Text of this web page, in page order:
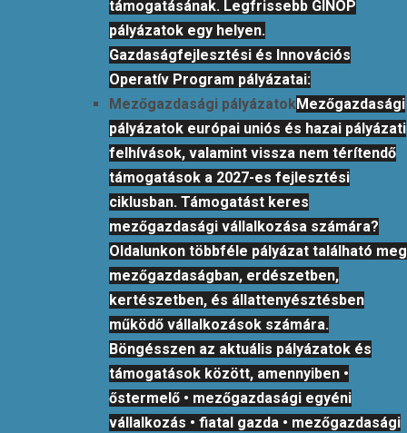
támogatásának. Legfrissebb GINOP
pályázatok egy helyen.
Gazdaságfejlesztési és Innovációs
Operatív Program pályázatai:
Mezőgazdasági pályázatokMezőgazdasági
pályázatok európai uniós és hazai pályázati
felhívások, valamint vissza nem térítendő
támogatások a 2027-es fejlesztési
ciklusban. Támogatást keres
mezőgazdasági vállalkozása számára?
Oldalunkon többféle pályázat található meg
mezőgazdaságban, erdészetben,
kertészetben, és állattenyésztésben
működő vállalkozások számára.
Böngésszen az aktuális pályázatok és
támogatások között, amennyiben •
őstermelő • mezőgazdasági egyéni
vállalkozás • fiatal gazda • mezőgazdasági